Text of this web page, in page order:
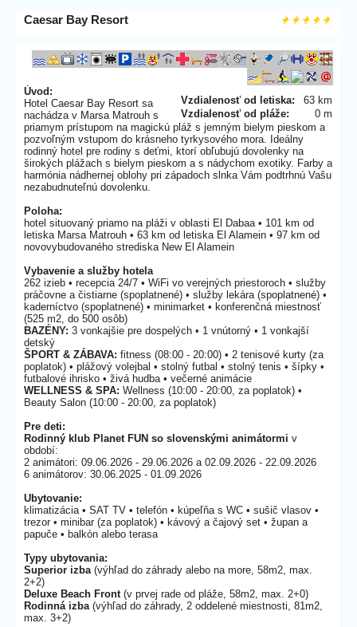
Caesar Bay Resort
Vzdialenosť od letiska:
63 km
Vzdialenosť od pláže:
0 m
Úvod:
Hotel Caesar Bay Resort sa
nachádza v Marsa Matrouh s
priamym prístupom na magickú pláž s jemným bielym pieskom a
pozvoľným vstupom do krásneho tyrkysového mora. Ideálny
rodinný hotel pre rodiny s deťmi, ktorí obľubujú dovolenky na
širokých plážach s bielym pieskom a s nádychom exotiky. Farby a
harmónia nádhernej oblohy pri západoch slnka Vám podtrhnú Vašu
nezabudnuteľnú dovolenku.
Poloha:
hotel situovaný priamo na pláži v oblasti El Dabaa • 101 km od
letiska Marsa Matrouh • 63 km od letiska El Alamein • 97 km od
novovybudovaného strediska New El Alamein
Vybavenie a služby hotela
262 izieb • recepcia 24/7 • WiFi vo verejných priestoroch • služby
práčovne a čistiarne (spoplatnené) • služby lekára (spoplatnené) •
kaderníctvo (spoplatnené) • minimarket • konferenčná miestnosť
(525 m2, do 500 osôb)
BAZÉNY: 3 vonkajšie pre dospelých • 1 vnútorný • 1 vonkajší
detský
ŠPORT & ZÁBAVA: fitness (08:00 - 20:00) • 2 tenisové kurty (za
poplatok) • plážový volejbal • stolný futbal • stolný tenis • šípky •
futbalové ihrisko • živá hudba • večerné animácie
WELLNESS & SPA: Wellness (10:00 - 20:00, za poplatok) •
Beauty Salon (10:00 - 20:00, za poplatok)
Pre deti:
Rodinný klub Planet FUN so slovenskými animátormi v
období:
2 animátori: 09.06.2026 - 29.06.2026 a 02.09.2026 - 22.09.2026
6 animátorov: 30.06.2025 - 01.09.2026
Ubytovanie:
klimatizácia • SAT TV • telefón • kúpeľňa s WC • sušič vlasov •
trezor • minibar (za poplatok) • kávový a čajový set • župan a
papuče • balkón alebo terasa
Typy ubytovania:
Superior izba(výhľad do záhrady alebo na more, 58m2, max.
2+2)
Deluxe Beach Front(v prvej rade od pláže, 58m2, max. 2+0)
Rodinná izba(výhľad do záhrady, 2 oddelené miestnosti, 81m2,
max. 3+2)